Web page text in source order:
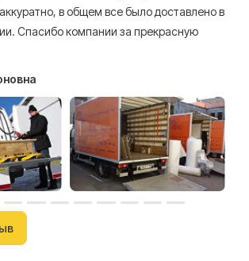
в общем все было доставлено в
Спасибо компании за прекрасную